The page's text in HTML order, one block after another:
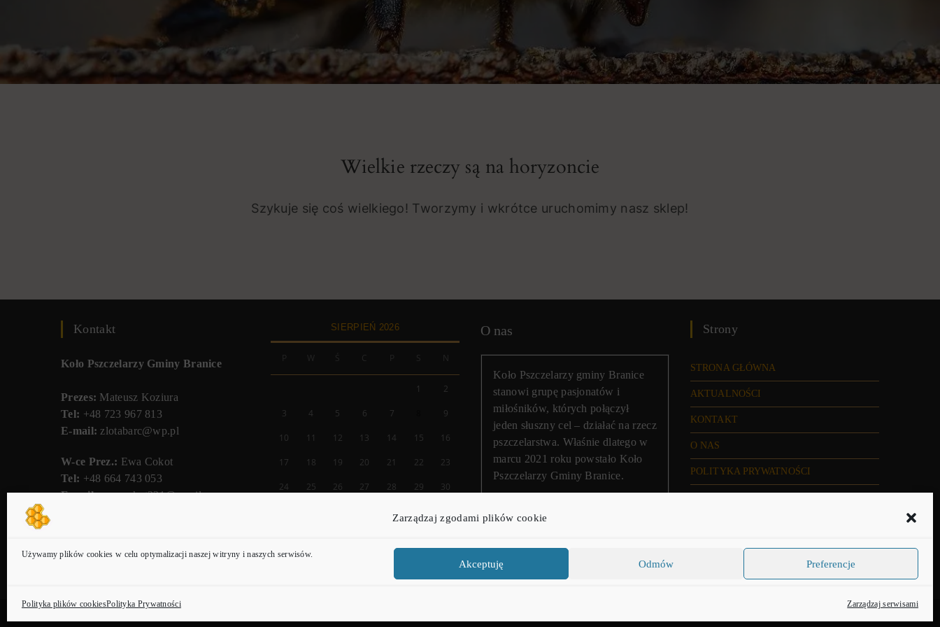
Zarządzaj zgodami plików cookie
Używamy plików cookies w celu optymalizacji naszej witryny i naszych serwisów.
Zarządzaj serwisami
Akceptuję Odmów Preferencje
Polityka plików cookiesPolityka Prywatności
Wielkie rzeczy są na horyzoncie
Szykuje się coś wielkiego! Tworzymy i wkrótce uruchomimy nasz sklep!
Kontakt
Koło Pszczelarzy Gminy Branice
Prezes: Mateusz Koziura
Tel: +48 723 967 813
E-mail: zlotabarc@wp.pl
W-ce Prez.: Ewa Cokot
Tel: +48 664 743 053
E-mail:ewa.cokot331@gmail.com
9141
SIERPIEŃ 2026
W
1 2
3 4 5 6 7 9
10 11 12 13 14 15 16
17 18 19 20 21 22 23
24 25 26 27 28 29 30
O nas
Koło Pszczelarzy gminy Branice
stanowi grupę pasjonatów i
miłośników, których połączył
jeden słuszny cel – działać na rzecz
pszczelarstwa. Właśnie dlatego w
marcu 2021 roku powstało Koło
Pszczelarzy Gminy Branice.
Strony
STRONA GŁÓWNA
AKTUALNOŚCI
KONTAKT
O NAS
POLITYKA PRYWATNOŚCI
POLITYKA PLIKÓW COOKIES (EU)